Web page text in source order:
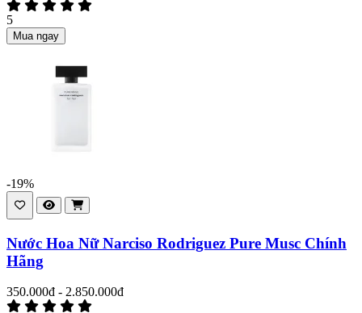
5
Mua ngay
-19%
Nước Hoa Nữ Narciso Rodriguez Pure Musc Chính
Hãng
350.000đ - 2.850.000đ